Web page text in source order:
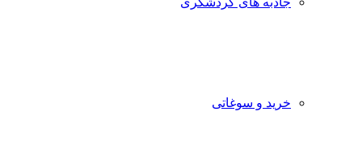
خرید و سوغاتی